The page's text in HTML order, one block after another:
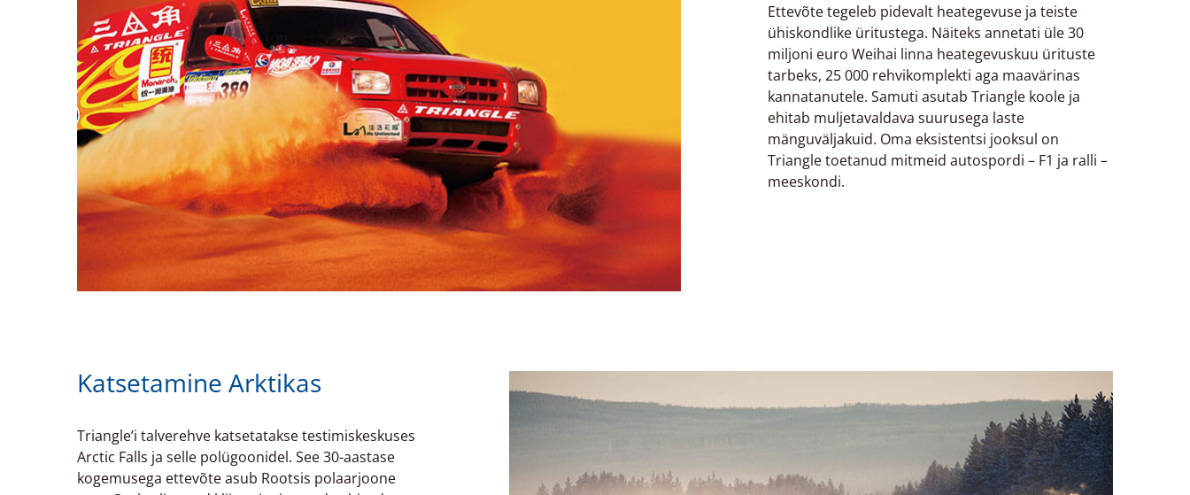
Ettevõte tegeleb pidevalt heategevuse ja teiste
ühiskondlike üritustega. Näiteks annetati üle 30
miljoni euro Weihai linna heategevuskuu ürituste
tarbeks, 25 000 rehvikomplekti aga maavärinas
kannatanutele. Samuti asutab Triangle koole ja
ehitab muljetavaldava suurusega laste
mänguväljakuid. Oma eksistentsi jooksul on
Triangle toetanud mitmeid autospordi – F1 ja ralli –
meeskondi.
Katsetamine Arktikas
Triangle’i talverehve katsetatakse testimiskeskuses
Arctic Falls ja selle polügoonidel. See 30-aastase
kogemusega ettevõte asub Rootsis polaarjoone